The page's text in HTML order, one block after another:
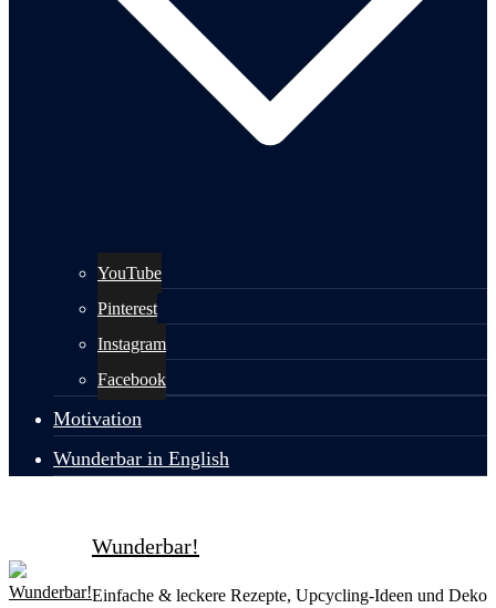
YouTube
Pinterest
Instagram
Facebook
Motivation
Wunderbar in English
Wunderbar!
Einfache & leckere Rezepte, Upcycling-Ideen und Deko